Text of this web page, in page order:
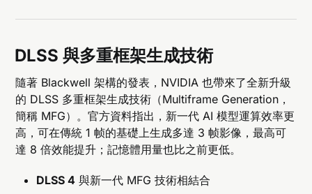
DLSS 與多重框架生成技術
隨著 Blackwell 架構的發表，NVIDIA 也帶來了全新升級
的 DLSS 多重框架生成技術（Multiframe Generation，
簡稱 MFG）。官方資料指出，新一代 AI 模型運算效率更
高，可在傳統 1 帧的基礎上生成多達 3 帧影像，最高可
達 8 倍效能提升；記憶體用量也比之前更低。
DLSS 4 與新一代 MFG 技術相結合